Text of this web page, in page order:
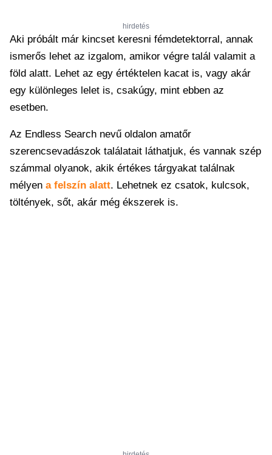
hirdetés
Aki próbált már kincset keresni fémdetektorral, annak
ismerős lehet az izgalom, amikor végre talál valamit a
föld alatt. Lehet az egy értéktelen kacat is, vagy akár
egy különleges lelet is, csakúgy, mint ebben az
esetben.
Az Endless Search nevű oldalon amatőr
szerencsevadászok találatait láthatjuk, és vannak szép
számmal olyanok, akik értékes tárgyakat találnak
mélyen a felszín alatt. Lehetnek ez csatok, kulcsok,
töltények, sőt, akár még ékszerek is.